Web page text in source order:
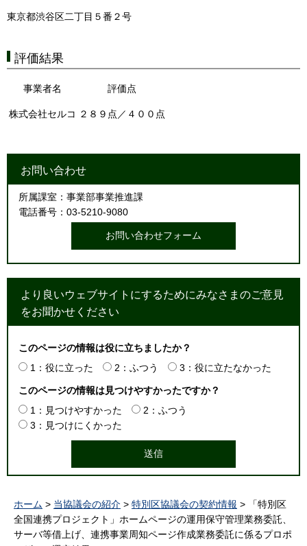
東京都渋谷区二丁目５番２号
評価結果
事業者名 評価点
株式会社セルコ ２８９点／４００点
お問い合わせ
所属課室：事業部事業推進課
電話番号：03-5210-9080
より良いウェブサイトにするためにみなさまのご意見
をお聞かせください
このページの情報は役に立ちましたか？
1：役に立った
2：ふつう 3：役に立たなかった
このページの情報は見つけやすかったですか？
1：見つけやすかった
2：ふつう
3：見つけにくかった
ホーム > 当協議会の紹介 > 特別区協議会の契約情報 > 「特別区
全国連携プロジェクト」ホームページの運用保守管理業務委託、
サーバ等借上げ、連携事業周知ページ作成業務委託に係るプロポ